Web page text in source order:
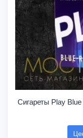
Сигареты Play